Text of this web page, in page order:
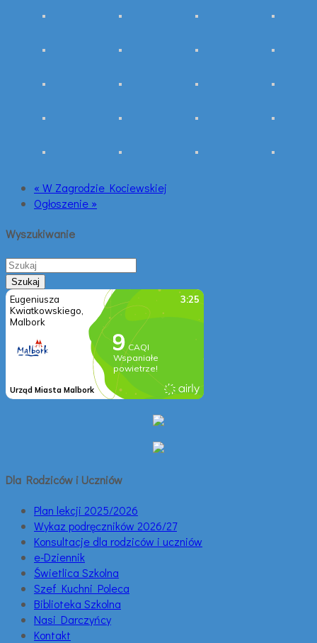
« W Zagrodzie Kociewskiej
Ogłoszenie »
Wyszukiwanie
Dla Rodziców i Uczniów
Plan lekcji 2025/2026
Wykaz podręczników 2026/27
Konsultacje dla rodziców i uczniów
e-Dziennik
Świetlica Szkolna
Szef Kuchni Poleca
Biblioteka Szkolna
Nasi Darczyńcy
Kontakt